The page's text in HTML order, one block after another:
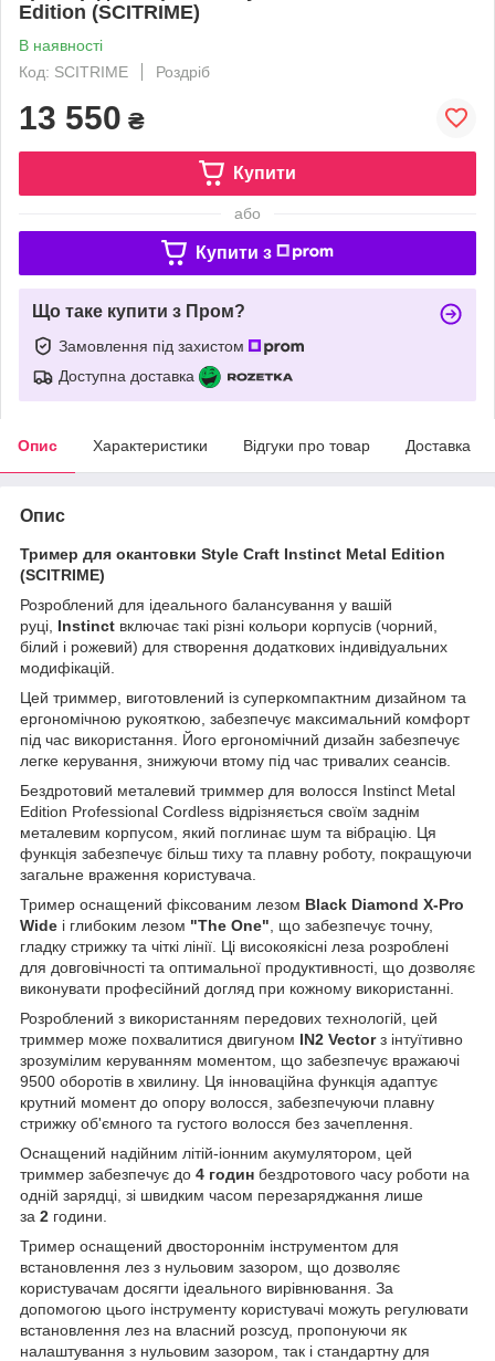
Edition (SCITRIME)
В наявності
Код: SCITRIME
Роздріб
13 550 ₴
Купити
або
Купити з
Що таке купити з Пром?
Замовлення під захистом
Доступна доставка
Опис Характеристики Відгуки про товар Доставка
Опис
Тример для окантовки Style Craft Instinct Metal Edition
(SCITRIME)
Розроблений для ідеального балансування у вашій
руці, Instinct включає такі різні кольори корпусів (чорний,
білий і рожевий) для створення додаткових індивідуальних
модифікацій.
Цей триммер, виготовлений із суперкомпактним дизайном та
ергономічною рукояткою, забезпечує максимальний комфорт
під час використання. Його ергономічний дизайн забезпечує
легке керування, знижуючи втому під час тривалих сеансів.
Бездротовий металевий триммер для волосся Instinct Metal
Edition Professional Cordless відрізняється своїм заднім
металевим корпусом, який поглинає шум та вібрацію. Ця
функція забезпечує більш тиху та плавну роботу, покращуючи
загальне враження користувача.
Тример оснащений фіксованим лезом Black Diamond X-Pro
Wide і глибоким лезом "The One" , що забезпечує точну,
гладку стрижку та чіткі лінії. Ці високоякісні леза розроблені
для довговічності та оптимальної продуктивності, що дозволяє
виконувати професійний догляд при кожному використанні.
Розроблений з використанням передових технологій, цей
триммер може похвалитися двигуном IN2 Vectorз інтуїтивно
зрозумілим керуванням моментом, що забезпечує вражаючі
9500 оборотів в хвилину. Ця інноваційна функція адаптує
крутний момент до опору волосся, забезпечуючи плавну
стрижку об'ємного та густого волосся без зачеплення.
Оснащений надійним літій-іонним акумулятором, цей
триммер забезпечує до 4 годин бездротового часу роботи на
одній зарядці, зі швидким часом перезаряджання лише
за 2 години.
Тример оснащений двостороннім інструментом для
встановлення лез з нульовим зазором, що дозволяє
користувачам досягти ідеального вирівнювання. За
допомогою цього інструменту користувачі можуть регулювати
встановлення лез на власний розсуд, пропонуючи як
налаштування з нульовим зазором, так і стандартну для